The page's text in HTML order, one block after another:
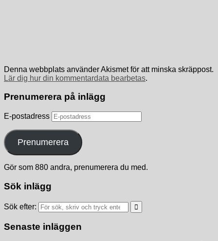
Denna webbplats använder Akismet för att minska skräppost.
Lär dig hur din kommentardata bearbetas.
Prenumerera på inlägg
E-postadress
Prenumerera
Gör som 880 andra, prenumerera du med.
Sök inlägg
Sök efter:
Senaste inläggen